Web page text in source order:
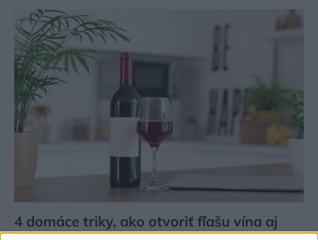
4 domáce triky, ako otvoriť fľašu vína aj